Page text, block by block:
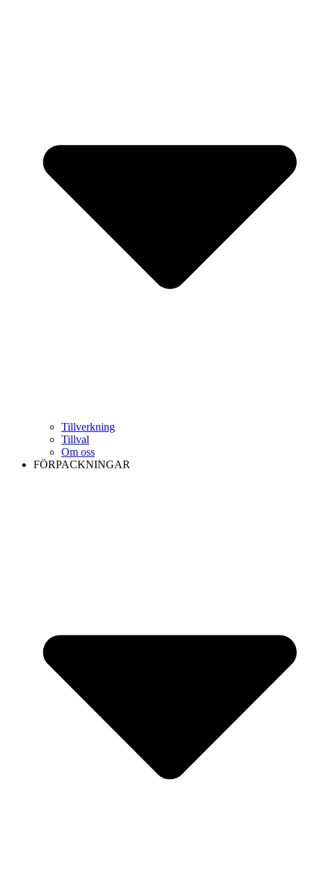
Tillverkning
Tillval
Om oss
FÖRPACKNINGAR